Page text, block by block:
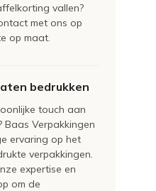
vallen?
met ons op
op maat.
bedrukken
touch aan
Baas Verpakkingen
ervaring op het
verpakkingen.
expertise en
om de